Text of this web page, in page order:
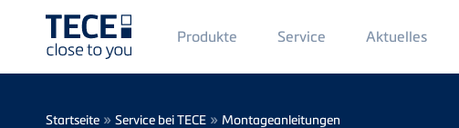
Main
Menü
1
Produkte Service Aktuelles
Startseite » Service bei TECE » Montageanleitungen